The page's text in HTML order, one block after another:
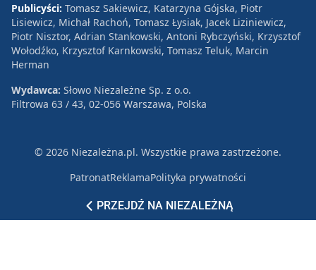
PRZEJDŹ NA NIEZALEŻNĄ
Publicyści: Tomasz Sakiewicz, Katarzyna Gójska, Piotr
Lisiewicz, Michał Rachoń, Tomasz Łysiak, Jacek Liziniewicz,
Piotr Nisztor, Adrian Stankowski, Antoni Rybczyński, Krzysztof
Wołodźko, Krzysztof Karnkowski, Tomasz Teluk, Marcin
Herman
Wydawca: Słowo Niezależne Sp. z o.o.
Filtrowa 63 / 43, 02-056 Warszawa, Polska
© 2026 Niezależna.pl. Wszystkie prawa zastrzeżone.
PatronatReklamaPolityka prywatności